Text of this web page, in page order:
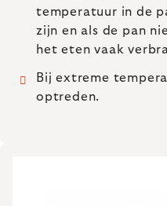
temperatuur in de
zijn en als de pan
het eten vaak
Bij extreme
optreden.